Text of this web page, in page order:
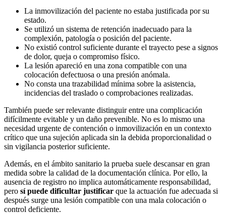
La inmovilización del paciente no estaba justificada por su
estado.
Se utilizó un sistema de retención inadecuado para la
complexión, patología o posición del paciente.
No existió control suficiente durante el trayecto pese a signos
de dolor, queja o compromiso físico.
La lesión apareció en una zona compatible con una
colocación defectuosa o una presión anómala.
No consta una trazabilidad mínima sobre la asistencia,
incidencias del traslado o comprobaciones realizadas.
También puede ser relevante distinguir entre una complicación
difícilmente evitable y un daño prevenible. No es lo mismo una
necesidad urgente de contención o inmovilización en un contexto
crítico que una sujeción aplicada sin la debida proporcionalidad o
sin vigilancia posterior suficiente.
Además, en el ámbito sanitario la prueba suele descansar en gran
medida sobre la calidad de la documentación clínica. Por ello, la
ausencia de registro no implica automáticamente responsabilidad,
pero sí puede dificultar justificar que la actuación fue adecuada si
después surge una lesión compatible con una mala colocación o
control deficiente.